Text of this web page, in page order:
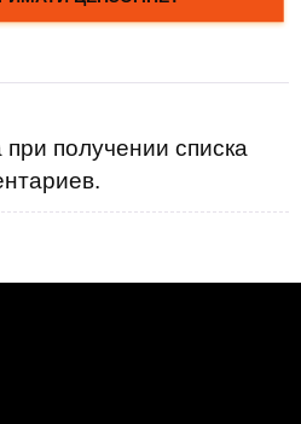
получении списка